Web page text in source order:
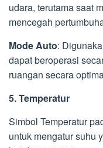
udara, terutama saat
mencegah
Mode Auto:
dapat beroperasi
ruangan secara
5. Temperatur
Simbol Temperatur
untuk mengatur suhu